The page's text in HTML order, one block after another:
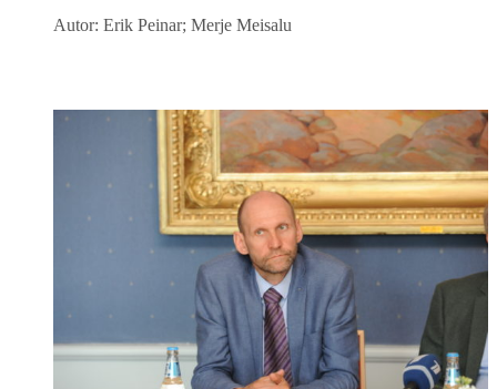
Autor: Erik Peinar; Merje Meisalu